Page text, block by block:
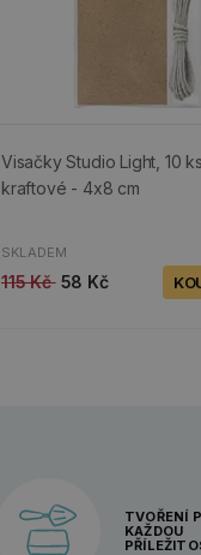
Visačky Studio Light, 10 ks,
kraftové - 4x8 cm
SKLADEM
115 Kč 58 Kč
TVOŘENÍ
KAŽDOU